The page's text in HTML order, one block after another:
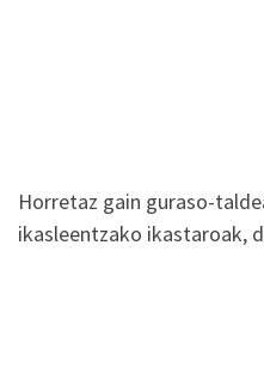
Horretaz gain guraso-
ikasleentzako ikastaroak,